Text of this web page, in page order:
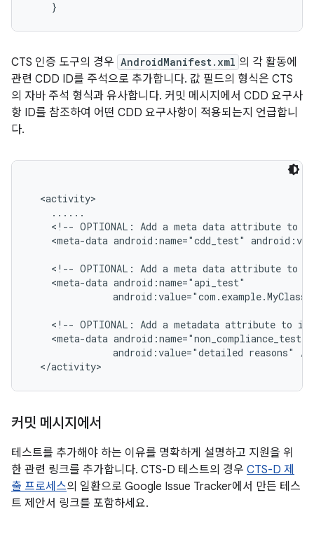
CTS 인증 도구의 경우 AndroidManifest.xml 의 각 활동에
관련 CDD ID를 주석으로 추가합니다. 값 필드의 형식은 CTS
의 자바 주석 형식과 유사합니다. 커밋 메시지에서 CDD 요구사
항 ID를 참조하여 어떤 CDD 요구사항이 적용되는지 언급합니
다.
  <activity>
    ......
<!-- OPTIONAL: Add a meta data attribute to
<meta-data android:name="cdd_test"
<!-- OPTIONAL: Add a meta data attribute to
    <meta-data android:name="api_test"
<!-- OPTIONAL: Add a metadata attribute to
    <meta-data android:name="non_compliance_test"
               android:value="detailed reasons" />
커밋 메시지에서
테스트를 추가해야 하는 이유를 명확하게 설명하고 지원을 위
한 관련 링크를 추가합니다. CTS-D 테스트의 경우 CTS-D 제
출 프로세스의 일환으로 Google Issue Tracker에서 만든 테스
트 제안서 링크를 포함하세요.